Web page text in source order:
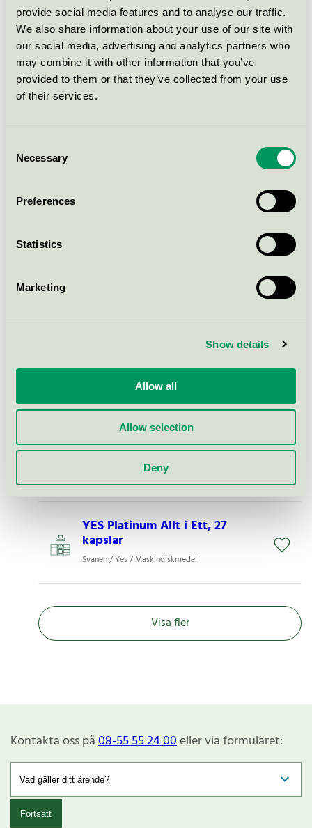
provide social media features and to analyse our traffic.
We also share information about your use of our site with
our social media, advertising and analytics partners who
may combine it with other information that you’ve
provided to them or that they’ve collected from your use
of their services.
Selection
Necessary
Preferences
Statistics
Marketing
Show details
Allow all
Allow selection
Deny
YES Original Allt i Ett, 63
kapslar
YES Original Allt i Ett, 99
YES Platinum Allt i Ett, 59
YES Platinum Allt i Ett, 27
kapslar
Svanen / Yes / Maskindiskmedel
Visa fler
Kontakta oss på08-55 55 24 00eller via formuläret:
Fortsätt